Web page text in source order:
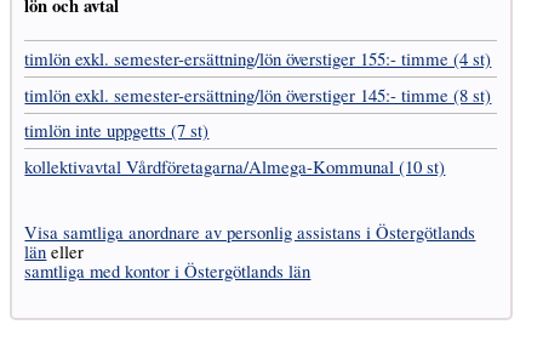
lön och avtal
timlön exkl. semester-ersättning/lön överstiger 155:- timme (4 st)
timlön exkl. semester-ersättning/lön överstiger 145:- timme (8 st)
timlön inte uppgetts (7 st)
kollektivavtal Vård­företagarna­/­Almega-Kommunal (10 st)
Visa samtliga anordnare av personlig assistans i Östergötlands
län eller
samtliga med kontor i Östergötlands län